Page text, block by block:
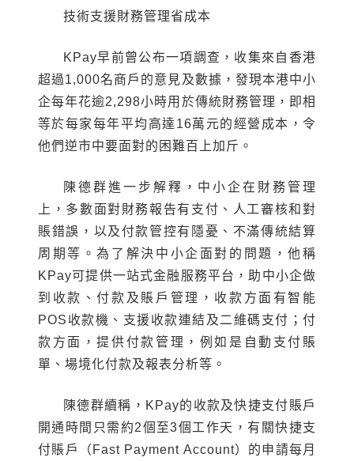
技術支援財務管理省成本
KPay早前曾公布一項調查，收集來自香港
超過1,000名商戶的意見及數據，發現本港中小
企每年花逾2,298小時用於傳統財務管理，即相
等於每家每年平均高達16萬元的經營成本，令
他們逆市中要面對的困難百上加斤。
陳德群進一步解釋，中小企在財務管理
上，多數面對財務報告有支付、人工審核和對
賬錯誤，以及付款管控有隱憂、不滿傳統結算
周期等。為了解決中小企面對的問題，他稱
KPay可提供一站式金融服務平台，助中小企做
到收款、付款及賬戶管理，收款方面有智能
POS收款機、支援收款連結及二維碼支付；付
款方面，提供付款管理，例如是自動支付賬
單、場境化付款及報表分析等。
陳德群續稱，KPay的收款及快捷支付賬戶
開通時間只需約2個至3個工作天，有關快捷支
付賬戶（Fast Payment Account）的申請每月